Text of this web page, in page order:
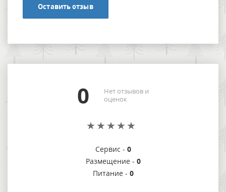
Оставить отзыв
0
Нет отзывов и
оценок
Сервис - 0
Размещение - 0
Питание - 0